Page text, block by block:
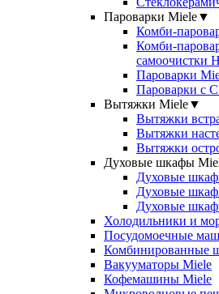
Пароварки Miele▼
Комби-
Комби-
самоочистки
Пароварки
Пароварки с
Вытяжки Miele▼
Вытяжки
Вытяжки
Вытяжки
Духовые шкафы
Духовые
Духовые
Духовые
Холодильники и
Посудомоечные
Комбинированные
Вакууматоры Miele
Кофемашины Miele